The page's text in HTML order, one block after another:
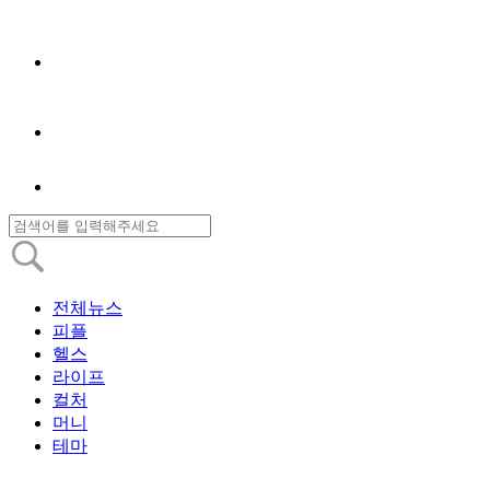
전체뉴스
피플
헬스
라이프
컬처
머니
테마